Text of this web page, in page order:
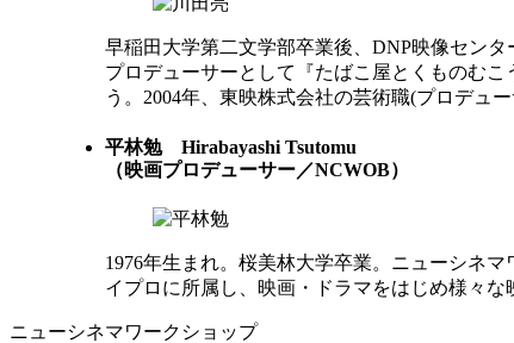
早稲田大学第二文学部卒業後、DNP映像セン
プロデューサーとして『たばこ屋とくものむ
う。2004年、東映株式会社の芸術職(プロデュ
平林勉 Hirabayashi Tsutomu
（映画プロデューサー／NCWOB）
1976年生まれ。桜美林大学卒業。ニューシネ
イプロに所属し、映画・ドラマをはじめ様々
ニューシネマワークショップ